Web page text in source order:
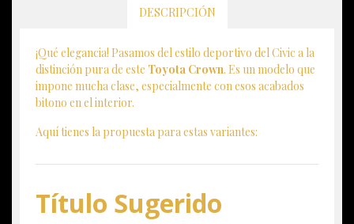
DESCRIPCIÓN
¡Qué elegancia! Pasamos del estilo deportivo del Civic a la
distinción pura de este Toyota Crown. Es un modelo que
impone mucha clase, especialmente con esos acabados
bitono en el interior.
Aquí tienes la propuesta para estas variantes:
Título Sugerido